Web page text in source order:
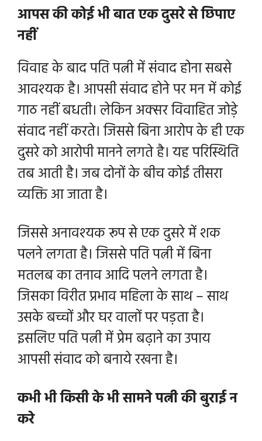
आपस की कोई भी बात एक दुसरे से छिपाए
नहीं
विवाह के बाद पति पत्नी में संवाद होना सबसे
आवश्यक है। आपसी संवाद होने पर मन में कोई
गाठ नहीं बधती। लेकिन अक्सर विवाहित जोड़े
संवाद नहीं करते। जिससे बिनाआरोप के ही एक
दुसरे को आरोपी मानने लगते है। यह परिस्थिति
तब आती है। जब दोनों के बीच कोई तीसरा
व्यक्ति आ जाता है।
जिससे अनावश्यक रूप से एक दुसरे में शक
पलने लगता है। जिससे पति पत्नी में बिना
मतलब का तनाव आदि पलने लगता है।
जिसका विरीत प्रभाव महिला के साथ – साथ
उसके बच्चों और घर वालों पर पड़ता है।
इसलिए पति पत्नी में प्रेम बढ़ाने का उपाय
आपसी संवाद को बनाये रखना है।
कभी भी किसी के भी सामने पत्नी की बुराई न
करे